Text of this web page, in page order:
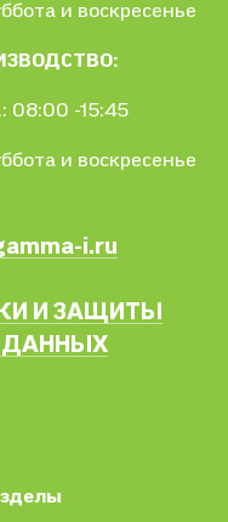
и воскресенье
08:00 -15:45
и воскресенье
i.ru
И ЗАЩИТЫ
ДАННЫХ